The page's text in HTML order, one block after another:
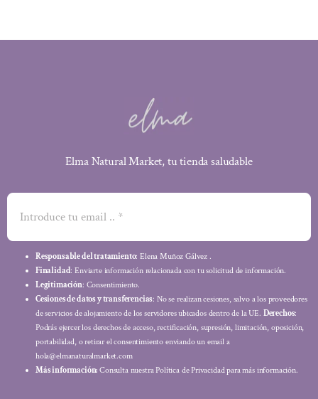
Elma Natural Market, tu tienda saludable
Responsable del tratamiento: Elena Muñoz Gálvez .
Finalidad: Enviarte información relacionada con tu solicitud de información.
Legitimación: Consentimiento.
Cesiones de datos y transferencias: No se realizan cesiones, salvo a los proveedores
de servicios de alojamiento de los servidores ubicados dentro de la UE. Derechos:
Podrás ejercer los derechos de acceso, rectificación, supresión, limitación, oposición,
portabilidad, o retirar el consentimiento enviando un email a
hola@elmanaturalmarket.com
Más información: Consulta nuestra Política de Privacidad para más información.